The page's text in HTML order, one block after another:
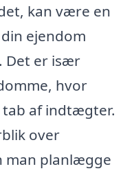
kan være en
ejendom
Det er især
hvor
af indtægter.
over
man planlægge